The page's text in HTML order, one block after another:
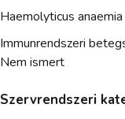
Haemolyticus
Immunrendszeri
Nem ismert
Szervrendszeri